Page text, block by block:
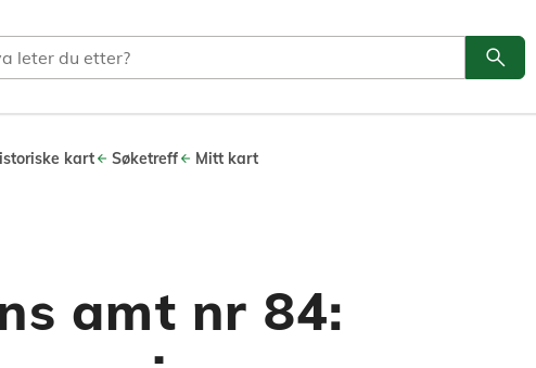
Søk
search
kart Søketreff Mitt kart
amt nr 84: